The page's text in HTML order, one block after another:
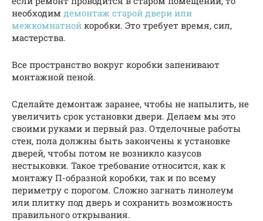
необходим демонтаж старой двери или
межкомнатной коробки. Это требует время, сил,
мастерства.
Все пространство вокруг коробки запенивают
монтажной пеной.
Сделайте демонтаж заранее, чтобы не напылить, не
увеличить срок установки двери. Делаем мы это
своими руками и первый раз. Отделочные работы
стен, пола должны быть закончены к установке
дверей, чтобы потом не возникло казусов
нестыковки. Такое требование относится, как к
монтажу П-образной коробки, так и по всему
периметру с порогом. Сложно загнать линолеум
или плитку под дверь и сохранить возможность
правильного открывания.